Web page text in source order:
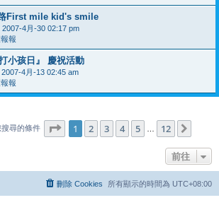
First mile kid's smile
2007-4月-30 02:17 pm
報
小孩日』 慶祝活動
2007-4月-13 02:45 am
報
尋的條件 第 1 頁 (共12 頁)
1 2 3 4 5 12
前往
所有顯示的時間為 UTC+08:00
刪除 Cookies